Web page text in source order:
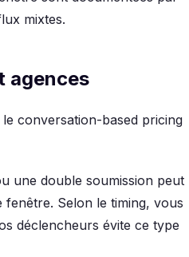
mixtes.
agences
conversation-based pricing
une double soumission peut
Selon le timing, vous
déclencheurs évite ce type